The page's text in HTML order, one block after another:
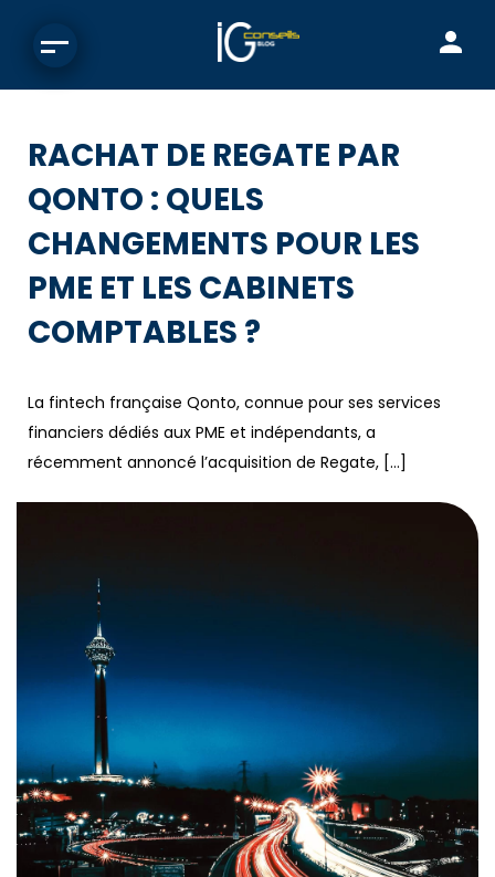
RACHAT DE REGATE PAR
QONTO : QUELS
CHANGEMENTS POUR LES
PME ET LES CABINETS
COMPTABLES ?
La fintech française Qonto, connue pour ses services
financiers dédiés aux PME et indépendants, a
récemment annoncé l’acquisition de Regate, […]